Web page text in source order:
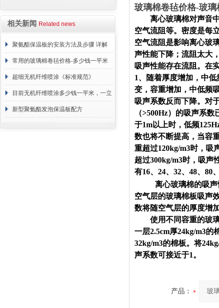
相关新闻 Related news
聚氨酯保温板的安装方法及步骤 详解
常用的玻璃棉卷毡价格-多少钱一平米
超细无机纤维喷涂《标准规范》
目前无机纤维喷涂多少钱一平米，一立
方 价格计算
新型聚氨酯发泡保温板配方
玻璃棉卷毡价格-玻
离心玻璃棉对声音中
空气流阻等。密度是每
空气流阻是影响离心玻
声性能下降；流阻太大
吸声性能存在流阻。在
1、随着厚度增加，中
变，容重增加，中低频
吸声系数反而下降。对
（>500Hz）的吸声系
于1m以上时，低频
数也将不断提高，当容
重超过120kg/m3时，吸
超过300kg/m3时，吸声
有16、24、32、48、80
离心玻璃棉的吸声
空气层的玻璃棉板吸声
数将随空气层的厚度增
使用不同容重的玻璃
一层2.5cm厚24kg/m3的
32kg/m3的棉板。将
声系数可接近于1。
产品：